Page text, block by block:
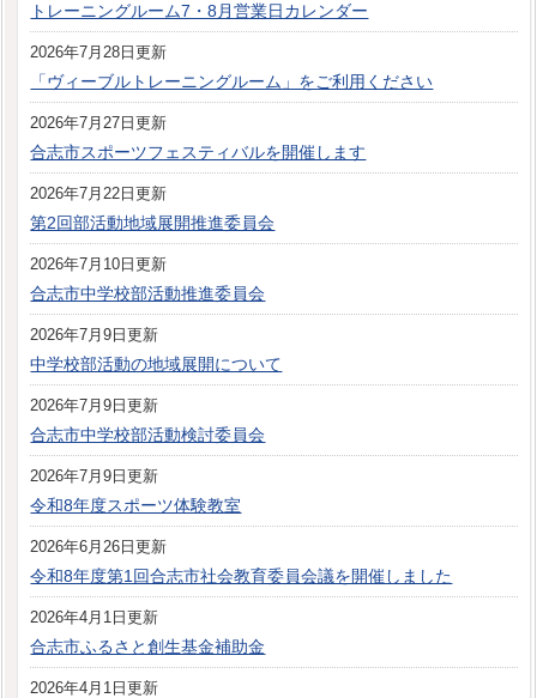
トレーニングルーム7・8月営業日カレンダー
2026年7月28日更新
「ヴィーブルトレーニングルーム」をご利用ください
2026年7月27日更新
合志市スポーツフェスティバルを開催します
2026年7月22日更新
第2回部活動地域展開推進委員会
2026年7月10日更新
合志市中学校部活動推進委員会
2026年7月9日更新
中学校部活動の地域展開について
2026年7月9日更新
合志市中学校部活動検討委員会
2026年7月9日更新
令和8年度スポーツ体験教室
2026年6月26日更新
令和8年度第1回合志市社会教育委員会議を開催しました
2026年4月1日更新
合志市ふるさと創生基金補助金
2026年4月1日更新